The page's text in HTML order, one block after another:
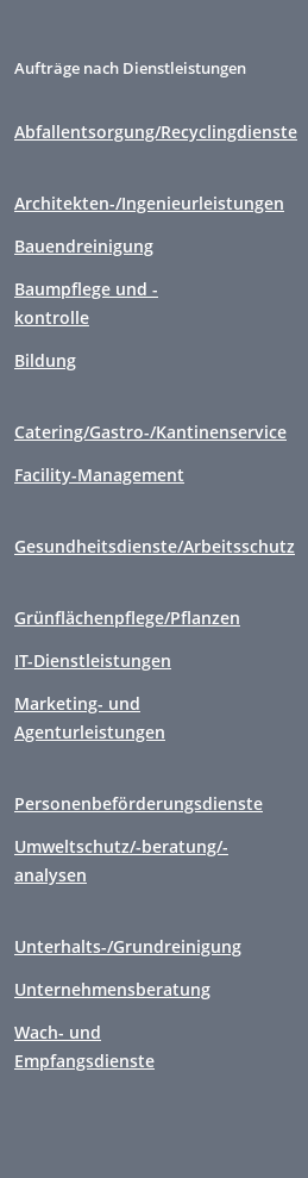
Aufträge nach Dienstleistungen
Abfallentsorgung/Recyclingdienste
Architekten-/Ingenieurleistungen
Bauendreinigung
Baumpflege und -
kontrolle
Bildung
Catering/Gastro-/Kantinenservice
Facility-Management
Gesundheitsdienste/Arbeitsschutz
Grünflächenpflege/Pflanzen
IT-Dienstleistungen
Marketing- und
Agenturleistungen
Personenbeförderungsdienste
Umweltschutz/-beratung/-
analysen
Unterhalts-/Grundreinigung
Unternehmensberatung
Wach- und
Empfangsdienste